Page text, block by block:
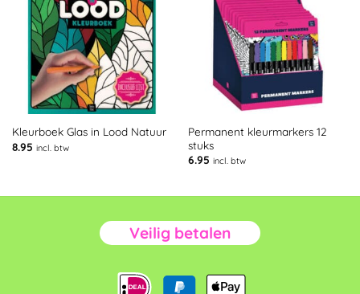
Kleurboek Glas in Lood Natuur
8.95 incl. btw
Permanent kleurmarkers 12
stuks
6.95 incl. btw
Veilig betalen